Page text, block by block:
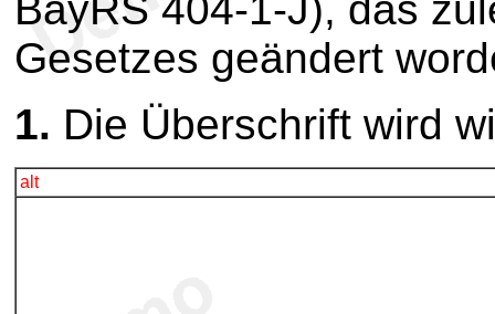
Gesetzes geändert
1. Die Überschrift wird
alt